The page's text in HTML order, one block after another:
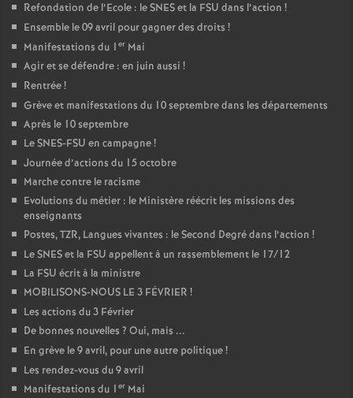
Refondation de l’Ecole : le SNES et la FSU dans l’action !
Ensemble le 09 avril pour gagner des droits !
Manifestations du 1 er Mai
Agir et se défendre : en juin aussi !
Rentrée!
Grève et manifestations du 10 septembre dans les départements
Après le 10 septembre
Le SNES-FSU en campagne!
Journée d’actions du 15 octobre
Marche contre le racisme
Evolutions du métier : le Ministère réécrit les missions des
enseignants
Postes, TZR, Langues vivantes : le Second Degré dans l’action !
Le SNES et la FSU appellent à un rassemblement le 17/12
La FSU écrit à la ministre
MOBILISONS-NOUS LE 3 FÉVRIER !
Les actions du 3 Février
De bonnes nouvelles ? Oui, mais ...
En grève le 9 avril, pour une autre politique!
Les rendez-vous du 9 avril
Manifestations du 1 er Mai